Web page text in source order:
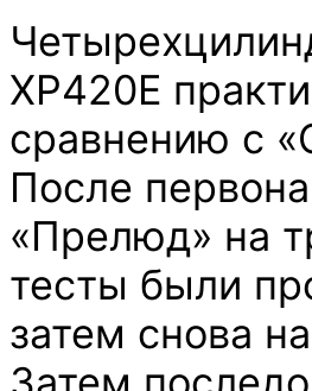
ХР420E
сравнению с
После
«Прелюд» на
тесты были
затем снова